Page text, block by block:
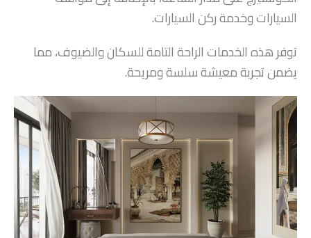
السيارات وخدمة ركن السيارات.
توفر هذه الخدمات الراحة التامة للسكان والضيوف، مما
يضمن تجربة معيشة سلسة ومريحة.